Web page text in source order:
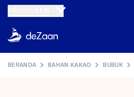
BERANDA BAHAN KAKAO BUBUK